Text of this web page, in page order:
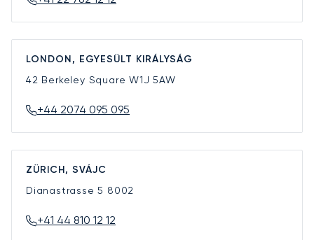
LONDON, EGYESÜLT KIRÁLYSÁG
42 Berkeley SquareW1J 5AW
+44 2074 095 095
ZÜRICH, SVÁJC
Dianastrasse 5 8002
+41 44 810 12 12